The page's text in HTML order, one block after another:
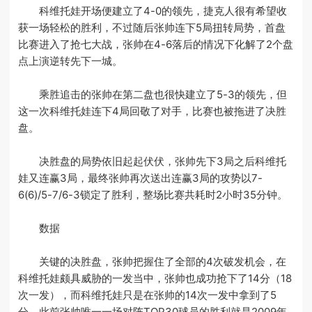
科维托娃开场便建立了4-0的领先，捷克人很有希望收
获一场轻松的胜利，不过随后张帅连下5局扭转局势，首盘
比赛进入了抢七大战，张帅在4-6落后的情况下化解了2个盘
点上演逆转先下一城。
乘胜追击的张帅在第二盘也很快建立了5-3的领先，但
这一次科维托娃连下4局回敬了对手，比赛也被拖进了决胜
盘。
决胜盘的局势依旧起起伏伏，张帅先下3局之后科维托
娃又连赢3局，最终张帅再次送出连赢3局的攻势以7-
6(6)/5-7/6-3锁定了胜利，整场比赛共耗时2小时35分钟。
数据
关键的决胜盘，张帅把握住了全部的4次破发机会，在
科维托娃颇具威胁的一发当中，张帅也成功抢下了14分（18
次一发），而科维托娃只是在张帅的14次一发中拿到了5